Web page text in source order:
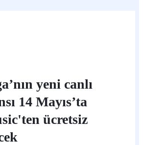
yeni canlı
14 Mayıs’ta
ücretsiz